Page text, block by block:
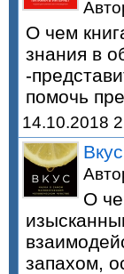
О чем
знания в
-
помочь
14.10.2018
О
запахом,